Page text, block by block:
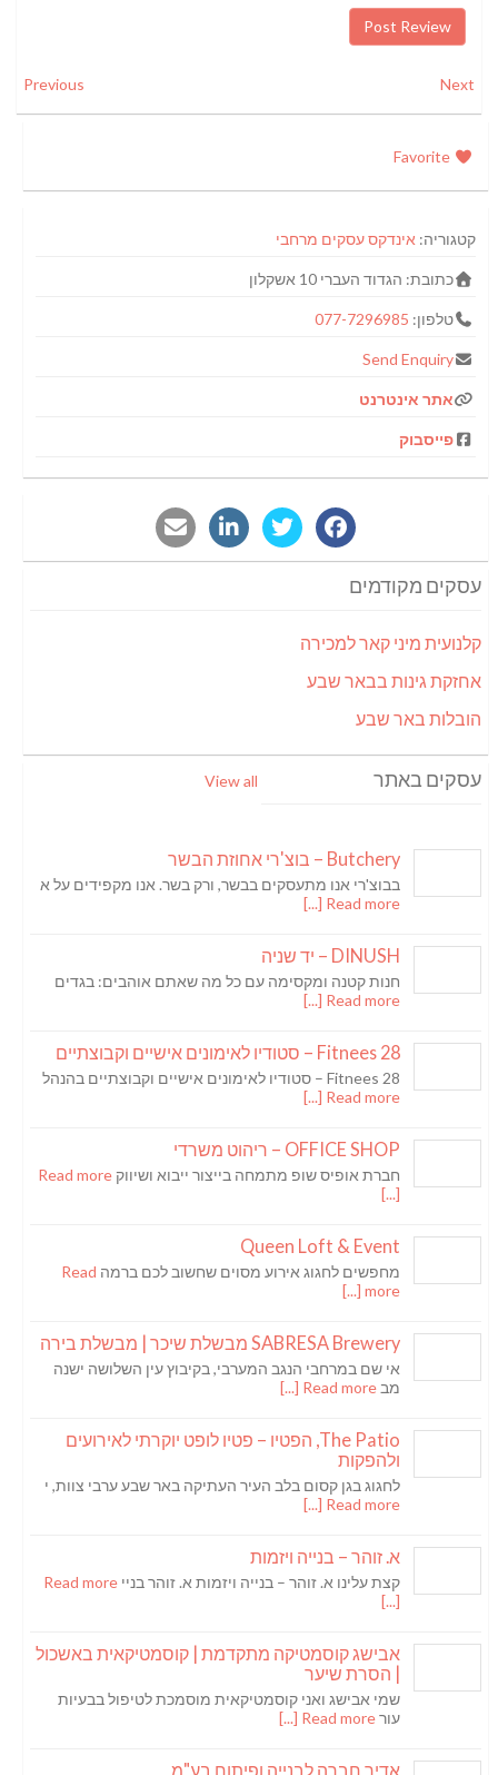
Previous Next
Favorite
קטגוריה: אינדקס עסקים מרחבי
כתובת: הגדוד העברי 10 אשקלון
טלפון: 077-7296985
Send Enquiry
אתר אינטרנט
פייסבוק
עסקים מקודמים
קלנועית מיני קאר למכירה
אחזקת גינות בבאר שבע
הובלות באר שבע
עסקים באתר View all
Butchery – בוצ'רי אחוזת הבשר
בבוצ'רי אנו מתעסקים בבשר, ורק בשר. אנו מקפידים על א
Read more [...]
DINUSH – יד שניה
חנות קטנה ומקסימה עם כל מה שאתם אוהבים: בגדים
Read more [...]
Fitnees 28 – סטודיו לאימונים אישיים וקבוצתיים
Fitnees 28 – סטודיו לאימונים אישיים וקבוצתיים בהנהל
Read more [...]
OFFICE SHOP – ריהוט משרדי
חברת אופיס שופ מתמחה בייצור ייבוא ושיווק Read more
[...]
Queen Loft & Event
מחפשים לחגוג אירוע מסוים שחשוב לכם ברמה Read
more [...]
SABRESA Brewery מבשלת שיכר | מבשלת בירה
אי שם במרחבי הנגב המערבי, בקיבוץ עין השלושה ישנה
מב Read more [...]
The Patio, הפטיו – פטיו לופט יוקרתי לאירועים
ולהפקות
לחגוג בגן קסום בלב העיר העתיקה באר שבע ערבי צוות, י
Read more [...]
א. זוהר – בנייה ויזמות
קצת עלינו א. זוהר – בנייה ויזמות א. זוהר בניי Read more
[...]
אבישג קוסמטיקה מתקדמת | קוסמטיקאית באשכול
| הסרת שיער
שמי אבישג ואני קוסמטיקאית מוסמכת לטיפול בבעיות
עורRead more [...]
אדיר חברה לבנייה ופיתוח בע"מ